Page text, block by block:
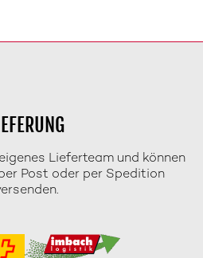
Lieferteam und können
Post oder per Spedition